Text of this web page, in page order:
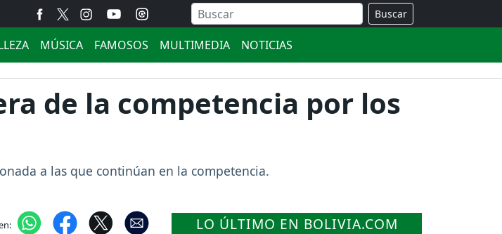
Buscar
MÚSICA FAMOSOS MULTIMEDIA NOTICIAS
de la competencia por los
a las que continúan en la competencia.
LO ÚLTIMO EN BOLIVIA.COM